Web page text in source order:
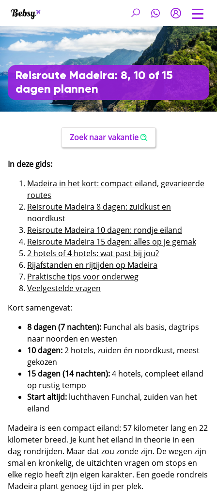
Reisroute Madeira: 8, 10 of 15
dagen plannen
Zoek naar vakantie
In deze gids:
Madeira in het kort: compact eiland, gevarieerde
routes
Reisroute Madeira 8 dagen: zuidkust en
noordkust
Reisroute Madeira 10 dagen: rondje eiland
Reisroute Madeira 15 dagen: alles op je gemak
2 hotels of 4 hotels: wat past bij jou?
Rijafstanden en rijtijden op Madeira
Praktische tips voor onderweg
Veelgestelde vragen
Kort samengevat:
8 dagen (7 nachten): Funchal als basis, dagtrips
naar noorden en westen
10 dagen:2 hotels, zuiden én noordkust, meest
gekozen
15 dagen (14 nachten):4 hotels, compleet eiland
op rustig tempo
Start altijd: luchthaven Funchal, zuiden van het
eiland
Madeira is een compact eiland: 57 kilometer lang en 22
kilometer breed. Je kunt het eiland in theorie in een
dag rondrijden. Maar dat zou zonde zijn. De wegen zijn
smal en kronkelig, de uitzichten vragen om stops en
elke regio heeft zijn eigen karakter. Een goede rondreis
Madeira plant genoeg tijd in per plek.